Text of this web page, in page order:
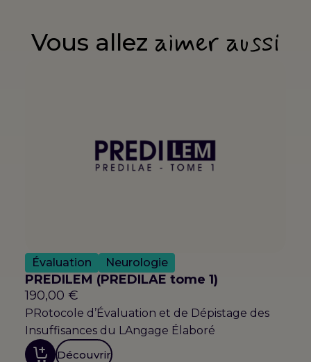
Vous allez aimer aussi
Évaluation Neurologie
PREDILEM (PREDILAE tome 1)
190,00 €
PRotocole d’Évaluation et de Dépistage des
Insuffisances du LAngage Élaboré
Découvrir